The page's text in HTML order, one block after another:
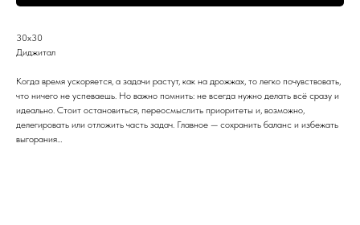
30х30
Диджитал
Когда время ускоряется, а задачи растут, как на дрожжах, то легко почувствовать,
что ничего не успеваешь. Но важно помнить: не всегда нужно делать всё сразу и
идеально. Стоит остановиться, переосмыслить приоритеты и, возможно,
делегировать или отложить часть задач. Главное — сохранить баланс и избежать
выгорания…